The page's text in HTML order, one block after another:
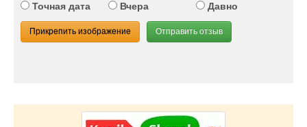
Точная дата
Вчера Давно
Прикрепить изображение Отправить отзыв